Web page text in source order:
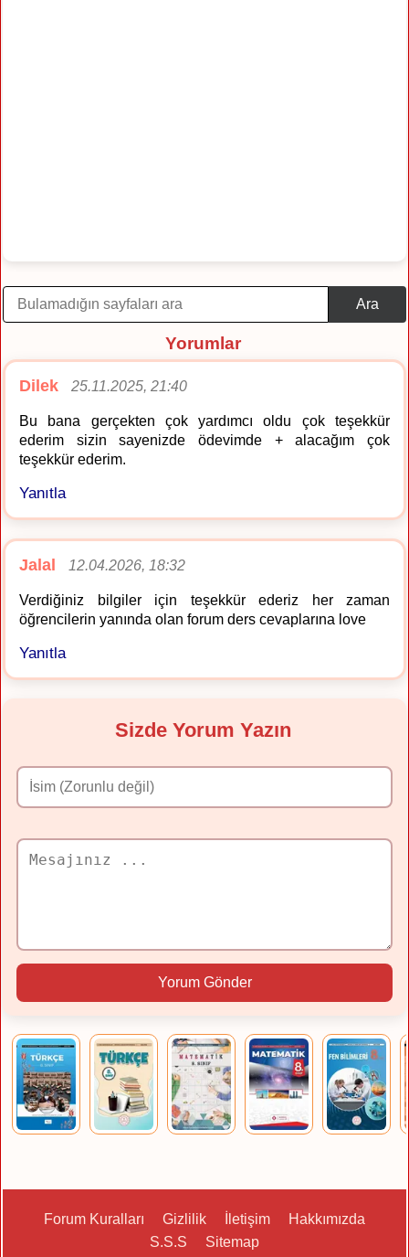
Ara
Yorumlar
Dilek 25.11.2025, 21:40
Bu bana gerçekten çok yardımcı oldu çok teşekkür
ederim sizin sayenizde ödevimde + alacağım çok
teşekkür ederim.
Yanıtla
Jalal 12.04.2026, 18:32
Verdiğiniz bilgiler için teşekkür ederiz her zaman
öğrencilerin yanında olan forum ders cevaplarına love
Yanıtla
Sizde Yorum Yazın
Yorum Gönder
Forum Kuralları Gizlilik İletişim
Hakkımızda
S.S.S
Sitemap